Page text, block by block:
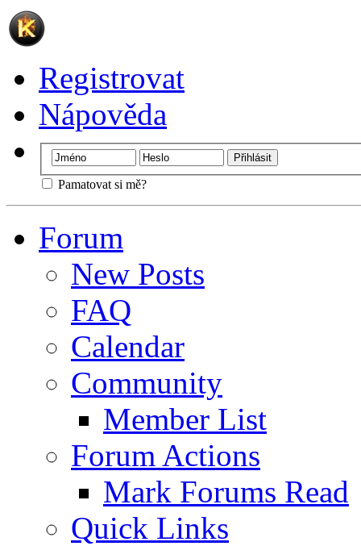
Registrovat
Nápověda
Pamatovat si mě?
Forum
New Posts
FAQ
Calendar
Community
Member List
Forum Actions
Mark Forums Read
Quick Links